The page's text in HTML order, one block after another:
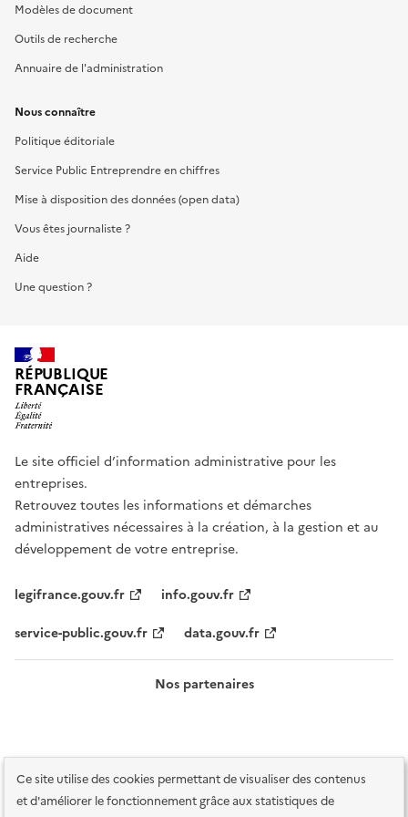
Ce site utilise des cookies permettant de visualiser des contenus
et d'améliorer le fonctionnement grâce aux statistiques de
Modèles de document
Outils de recherche
Annuaire de l'administration
Nous connaître
Politique éditoriale
Service Public Entreprendre en chiffres
Mise à disposition des données (open data)
Vous êtes journaliste ?
Aide
Une question ?
RÉPUBLIQUE
FRANÇAISE
Le site officiel d’information administrative pour les
entreprises.
Retrouvez toutes les informations et démarches
administratives nécessaires à la création, à la gestion et au
développement de votre entreprise.
legifrance.gouv.fr
info.gouv.fr
service-public.gouv.fr
data.gouv.fr
Nos partenaires